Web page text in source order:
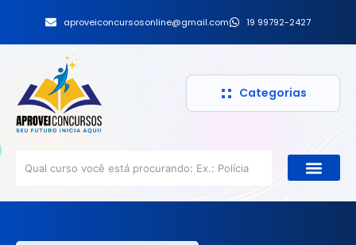
aproveiconcursosonline@gmail.com 19 99792-2427
Categorias